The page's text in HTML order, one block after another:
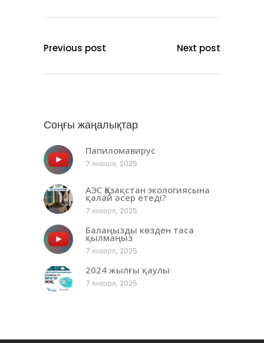
Previous post Next post
Соңғы жаңалықтар
Папиломавирус
7 января, 2025
АЭС Қазақстан экологиясына
қалай әсер етеді?
7 января, 2025
Балаңызды көзден таса
қылмаңыз
7 января, 2025
2024 жылғы қаулы
7 января, 2025